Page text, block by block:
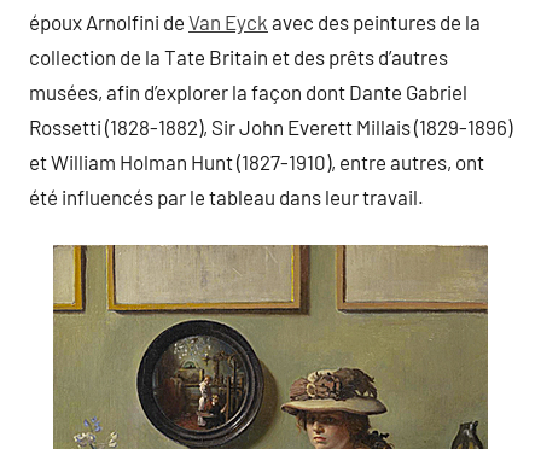
époux Arnolfini de Van Eyck avec des peintures de la
collection de la Tate Britain et des prêts d’autres
musées, afin d’explorer la façon dont Dante Gabriel
Rossetti (1828-1882), Sir John Everett Millais (1829-1896)
et William Holman Hunt (1827-1910), entre autres, ont
été influencés par le tableau dans leur travail.